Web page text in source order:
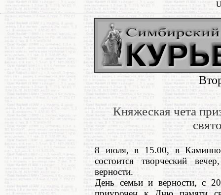
Княжеская чета
8 июля, в 15.00, в
состоится творческий
верности.
День семьи и верности, с